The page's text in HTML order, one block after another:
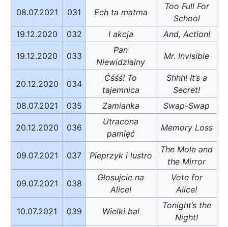
08.07.2021 031 Ech ta matma
Too Full For
School
19.12.2020
032 I akcja And, Action!
19.12.2020 033
Pan
Niewidzialny
Mr. Invisible
20.12.2020 034
Ćśśś! To
tajemnica
Shhh! It’s a
Secret!
08.07.2021
035 Zamianka Swap-Swap
20.12.2020 036
Utracona
pamięć
Memory Loss
09.07.2021 037 Pieprzyk i lustro
The Mole and
the Mirror
09.07.2021 038
Głosujcie na
Alice!
Vote for
Alice!
10.07.2021 039 Wielki bal
Tonight’s the
Night!